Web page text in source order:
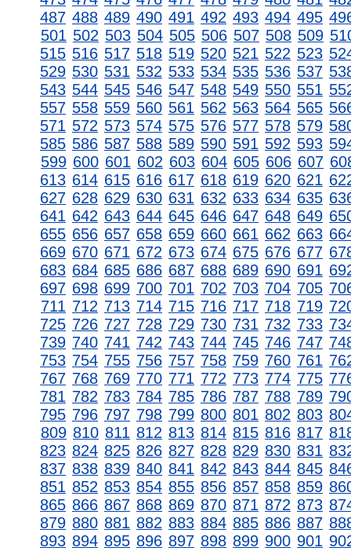
487 488 489 490 491 492 493 494 495
501 502 503 504 505 506 507 508 509
515 516 517 518 519 520 521 522 523
529 530 531 532 533 534 535 536 537
543 544 545 546 547 548 549 550 551
557 558 559 560 561 562 563 564 565
571 572 573 574 575 576 577 578 579
585 586 587 588 589 590 591 592 593
599 600 601 602 603 604 605 606 607
613 614 615 616 617 618 619 620 621
627 628 629 630 631 632 633 634 635
641 642 643 644 645 646 647 648 649
655 656 657 658 659 660 661 662 663
669 670 671 672 673 674 675 676 677
683 684 685 686 687 688 689 690 691
697 698 699 700 701 702 703 704 705
711 712 713 714 715 716 717 718 719
725 726 727 728 729 730 731 732 733
739 740 741 742 743 744 745 746 747
753 754 755 756 757 758 759 760 761
767 768 769 770 771 772 773 774 775
781 782 783 784 785 786 787 788 789
795 796 797 798 799 800 801 802 803
809 810 811 812 813 814 815 816 817
823 824 825 826 827 828 829 830 831
837 838 839 840 841 842 843 844 845
851 852 853 854 855 856 857 858 859
865 866 867 868 869 870 871 872 873
879 880 881 882 883 884 885 886 887
893 894 895 896 897 898 899 900 901